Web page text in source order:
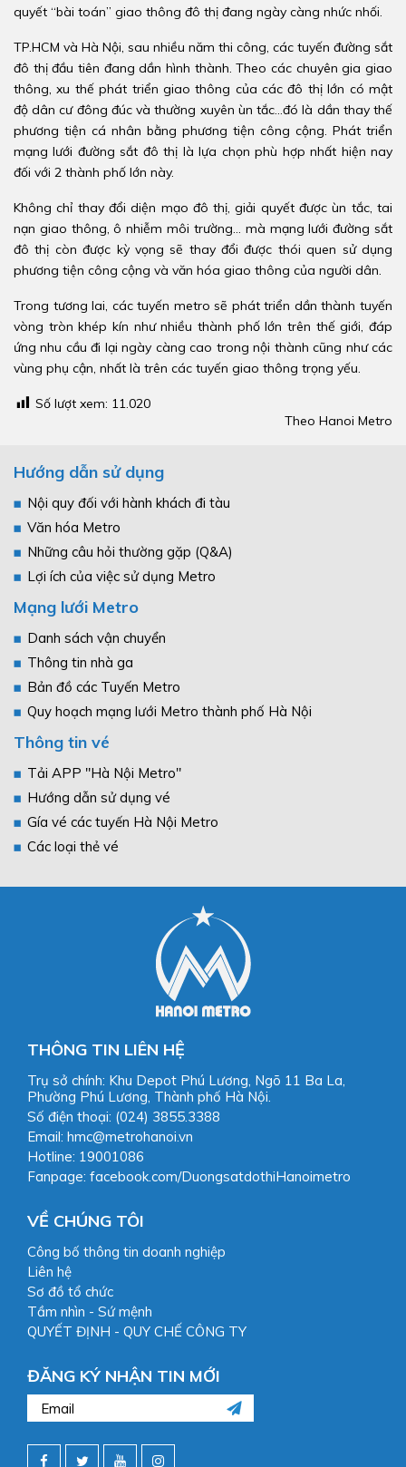
quyết “bài toán” giao thông đô thị đang ngày càng nhức nhối.
TP.HCM và Hà Nội, sau nhiều năm thi công, các tuyến đường sắt
đô thị đầu tiên đang dần hình thành. Theo các chuyên gia giao
thông, xu thế phát triển giao thông của các đô thị lớn có mật
độ dân cư đông đúc và thường xuyên ùn tắc…đó là dần thay thế
phương tiện cá nhân bằng phương tiện công cộng. Phát triển
mạng lưới đường sắt đô thị là lựa chọn phù hợp nhất hiện nay
đối với 2 thành phố lớn này.
Không chỉ thay đổi diện mạo đô thị, giải quyết được ùn tắc, tai
nạn giao thông, ô nhiễm môi trường… mà mạng lưới đường sắt
đô thị còn được kỳ vọng sẽ thay đổi được thói quen sử dụng
phương tiện công cộng và văn hóa giao thông của người dân.
Trong tương lai, các tuyến metro sẽ phát triển dần thành tuyến
vòng tròn khép kín như nhiều thành phố lớn trên thế giới, đáp
ứng nhu cầu đi lại ngày càng cao trong nội thành cũng như các
vùng phụ cận, nhất là trên các tuyến giao thông trọng yếu.
Số lượt xem: 11.020
Theo Hanoi Metro
Hướng dẫn sử dụng
Nội quy đối với hành khách đi tàu
Văn hóa Metro
Những câu hỏi thường gặp (Q&A)
Lợi ích của việc sử dụng Metro
Mạng lưới Metro
Danh sách vận chuyển
Thông tin nhà ga
Bản đồ các Tuyến Metro
Quy hoạch mạng lưới Metro thành phố Hà Nội
Thông tin vé
Tải APP "Hà Nội Metro"
Hướng dẫn sử dụng vé
Gía vé các tuyến Hà Nội Metro
Các loại thẻ vé
THÔNG TIN LIÊN HỆ
Trụ sở chính: Khu Depot Phú Lương, Ngõ 11 Ba La,
Phường Phú Lương, Thành phố Hà Nội.
Số điện thoại: (024) 3855.3388
Email: hmc@metrohanoi.vn
Hotline: 19001086
Fanpage: facebook.com/DuongsatdothiHanoimetro
VỀ CHÚNG TÔI
Công bố thông tin doanh nghiệp
Liên hệ
Sơ đồ tổ chức
Tầm nhìn - Sứ mệnh
QUYẾT ĐỊNH - QUY CHẾ CÔNG TY
ĐĂNG KÝ NHẬN TIN MỚI